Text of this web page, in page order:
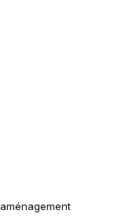
aménagement